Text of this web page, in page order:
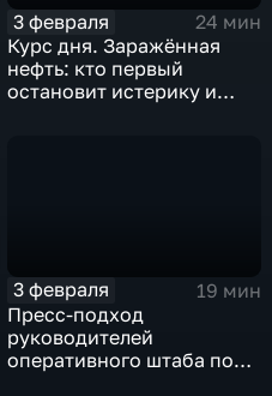
3 февраля
24 мин
Курс дня. Заражённая
нефть: кто первый
остановит истерику и
3 февраля
19 мин
Пресс-подход
руководителей
оперативного штаба по